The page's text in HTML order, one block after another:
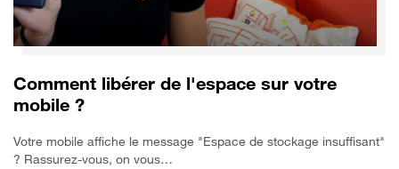
Comment libérer de l'espace sur votre
mobile ?
Votre mobile affiche le message "Espace de stockage insuffisant"
? Rassurez-vous, on vous…